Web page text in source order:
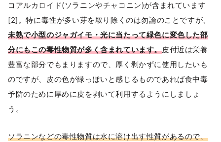
コアルカロイド(ソラニンやチャコニン)が含まれています
[2]。特に毒性が多い芽を取り除くのは勿論のことですが、
未熟で小型のジャガイモ・光に当たって緑色に変色した部
分にもこの毒性物質が多く含まれています。皮付近は栄養
豊富な部分でもまりますので、厚く剥かずに使用したいも
のですが、皮の色が緑っぽいと感じるものであれば食中毒
予防のために厚めに皮を剥いて利用するようにしましょ
う。
ソラニンなどの毒性物質は水に溶け出す性質があるので、